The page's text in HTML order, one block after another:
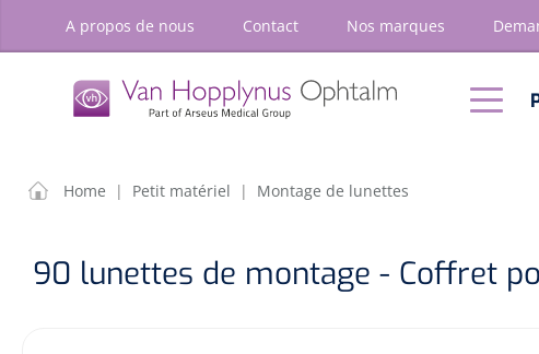
Ga naar de hoofdnavigatie
A propos de nous Contact Nos marques
Diagnostic
OPTIONS RÉSULTATS
Home | Petit matériel | Montage de lunettes
90 lunettes de montage - Coffret